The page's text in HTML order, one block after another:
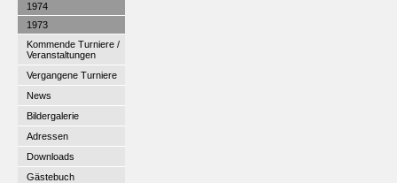
1974
1973
Kommende Turniere /
Veranstaltungen
Vergangene Turniere
News
Bildergalerie
Adressen
Downloads
Gästebuch